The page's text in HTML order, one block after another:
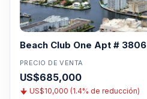
Beach Club One Apt # 3806
PRECIO DE VENTA
US$685,000
US$10,000 (1.4% de reducción)